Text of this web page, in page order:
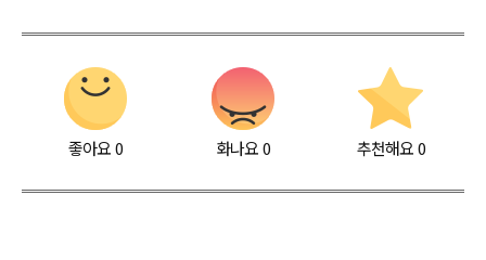
좋아요0 화나요0 추천해요 0